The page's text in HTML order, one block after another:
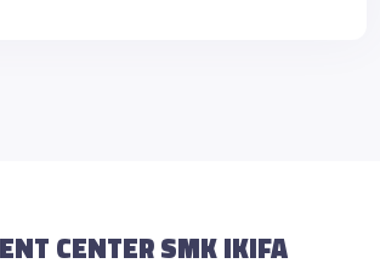
CENTER SMK IKIFA